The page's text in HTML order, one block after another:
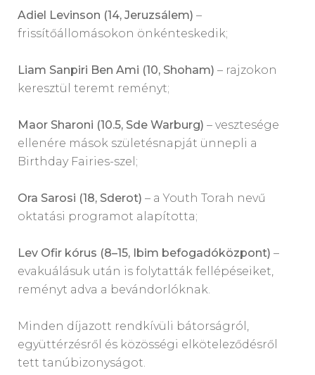
Adiel Levinson (14, Jeruzsálem) –
frissítőállomásokon önkénteskedik;
Liam Sanpiri Ben Ami (10, Shoham) – rajzokon
keresztül teremt reményt;
Maor Sharoni (10.5, Sde Warburg) – vesztesége
ellenére mások születésnapját ünnepli a
Birthday Fairies-szel;
Ora Sarosi (18, Sderot) – a Youth Torah nevű
oktatási programot alapította;
Lev Ofir kórus (8–15, Ibim befogadóközpont) –
evakuálásuk után is folytatták fellépéseiket,
reményt adva a bevándorlóknak.
Minden díjazott rendkívüli bátorságról,
együttérzésről és közösségi elköteleződésről
tett tanúbizonyságot.